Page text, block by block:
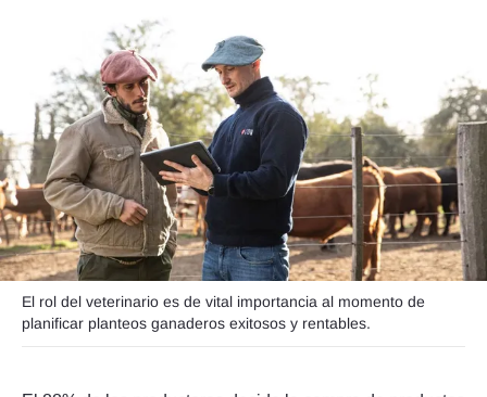
Regionales
Clima
Agronegocios
Mercados
Seguinos
El rol del veterinario es de vital importancia al momento de
planificar planteos ganaderos exitosos y rentables.